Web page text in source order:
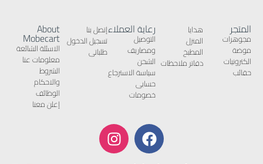
المتجر
مجوهرات
موضة
الكترونيات
حقائب
هدايا
المنزل
المطبخ
دفاتر ملاحظات
رعاية العملاء
التوصيل
ومصاريف
الشحن
سياسة الاسترجاع
حسابى
خصومات
إتصل بنا
تسجيل الدخول
طلباتى
About
Mobecart
الاسئلة الشائعة
معلومات عنا
الشروط
والاحكام
الوظائف
إعلن معنا